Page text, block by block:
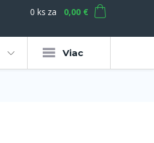
0 ks za 0,00 €
Viac